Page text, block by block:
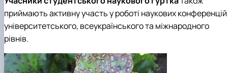
приймають активну участь у роботі наукових
університетського, всеукраїнського та міжнародного
рівнів.